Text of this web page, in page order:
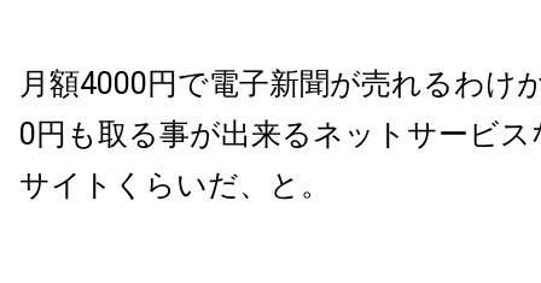
月額4000円で電子新聞が売れるわけ
0円も取る事が出来るネットサービ
サイトくらいだ、と。